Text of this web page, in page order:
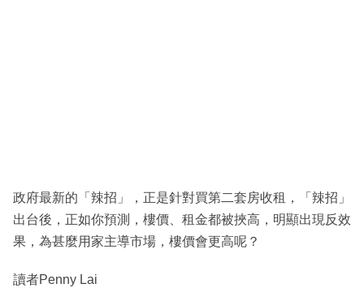
政府最新的「辣招」，正是針對買第二套房收租，「辣招」
出台後，正如你預測，樓價、租金都被挾高，明顯出現反效
果，為甚麼用家主導市場，樓價會更高呢？
讀者Penny Lai